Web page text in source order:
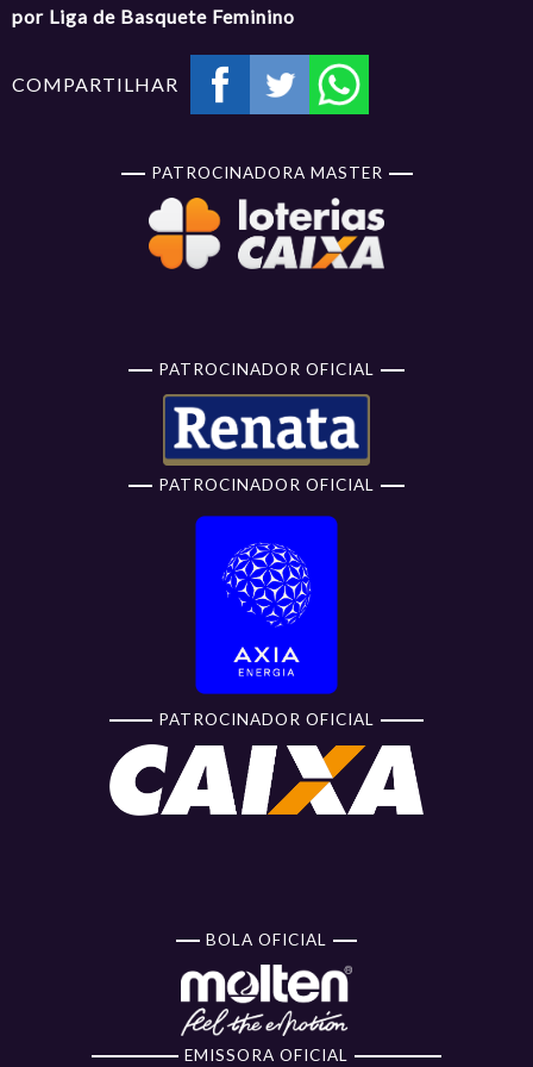
por Liga de Basquete Feminino
COMPARTILHAR
PATROCINADORA MASTER
PATROCINADOR OFICIAL
PATROCINADOR OFICIAL
PATROCINADOR OFICIAL
BOLA OFICIAL
EMISSORA OFICIAL